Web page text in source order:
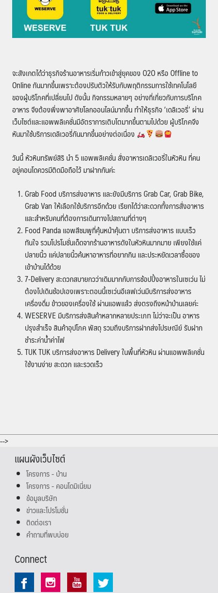
จะสังเกตได้ว่าธุรกิจร้านอาหารเริ่มก้าวเข้าสู่ยุคของ O2O หรือ Offline to
Online กันมากขึ้นเพราะต้องปรับตัวให้รับกับพฤติกรรมการใช้เทคโนโลยี
ของผู้บริโภคที่เปลี่ยนไป ดังนั้น กิจกรรมหลายๆ อย่างที่เกี่ยวกับการบริโภค
อาหาร จึงต้องพึ่งพาอาศัยโลกออนไลน์มากขึ้น ทำให้ธุรกิจ ‘เดลิเวอรี่’ ผ่าน
เว็บไซต์และแอพพลิเคชั่นมีอัตราการเติบโตมากขึ้นตามไปด้วย ผู้บริโภคจึง
หันมาใช้บริการเดลิเวอรี่กันมากขึ้นอย่างต่อเนื่อง
วันนี้ หัวหินทรัพย์สิริ นำ 5 แอพพลิเคชั่น สั่งอาหารเดลิเวอรี่ในหัวหิน ที่คน
อยู่คอนโดควรมีติดมือถือไว้ มาฝากกันค่ะ
Grab Food บริการส่งอาหาร และยังมีบริการ Grab Car, Grab Bike,
Grab Van ให้เลือกใช้บริการอีกด้วย เรียกได้ว่าสะดวกทั้งการสั่งอาหาร
และสำหรับคนที่ต้องการเดินทางไปสถานที่ต่างๆ
Food Panda แอพสีชมพูที่คุ้นหน้าคุ้นตา บริการส่งอาหาร แบบเร็ว
ทันใจ รวมโปรโมชั่นเด็ดจากร้านอาหารดังในหัวหินมากมาย เพียงใช้แค่
ปลายนิ้ว แค่ปลายนิ้วค้นหาอาหารที่อยากกิน และประหยัดเวลาซื้อของ
เข้าบ้านได้ด้วย
7-Delivery สะดวกสบายกวว่าเดิมมากกับการช้อปปิ้งอาหารในเซเว่น ไม่
ต้องไปเดินช้อปเองเพราะตอนนี้เซเว่นอีเลฟเว่นมีบริการส่งอาหาร
เครื่องดื่ม ข้าวของเครื่องใช้ ผ่านแอพแล้ว ส่งตรงถึงหน้าบ้านเลยค่ะ
WESERVE มีบริการส่งสินค้าหลากหลายประเภท ไม่ว่าจะเป็น อาหาร
ปรุงสำเร็จ สินค้าอุปโภค พัสดุ รวมถึงบริการฝากส่งไปรษณีย์ รับฝาก
ชำระค่าน้ำค่าไฟ
TUK TUK บริการส่งอาหาร Delivery ในพื้นที่หัวหิน ผ่านแอพพลิเคชั่น
ใช้งานง่าย สะดวก และรวดเร็ว
-->
แผนผังเว็บไซต์
โครงการ - บ้าน
โครงการ - คอนโดมิเนี่ยม
ข้อมูลบริษัท
ข่าวและโปรโมชั่น
ติดต่อเรา
คำถามที่พบบ่อย
Connect